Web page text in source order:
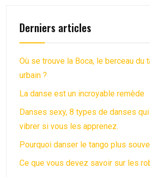
Derniers articles
Où se trouve la Boca, le berceau du
urbain ?
La danse est un incroyable remède
Danses sexy, 8 types de danses
vibrer si vous les apprenez.
Pourquoi danser le tango plus
Ce que vous devez savoir sur les